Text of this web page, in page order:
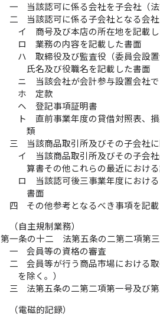
一
当該認可に係る会社を子会社（
二
当該認可に係る子会社となる会
イ
商号及び本店の所在地を記載
ロ
業務の内容を記載した書面
ハ
取締役及び監査役（委員会設
氏名及び役職名を記載した書面
ニ
当該会社が会計参与設置会社
ホ
定款
ヘ
登記事項証明書
ト
直前事業年度の貸借対照表、
類
三
当該商品取引所及びその子会社
イ
当該商品取引所及びその子会
算書その他これらの最近におけ
ロ
当該認可後三事業年度におけ
書面
四
その他参考となるべき事項を記
（自主規制業務）
第一条の十二
法第五条の二第二項第
一
会員等の資格の審査
二
会員等が行う商品市場における
を除く。）
三
法第五条の二第二項第一号及び
（電磁的記録）